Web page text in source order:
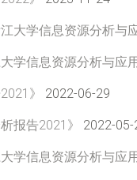
大学信息资源分析与
学信息资源分析与应
》 2022-06-29
报告2021》 2022-05-
学信息资源分析与应